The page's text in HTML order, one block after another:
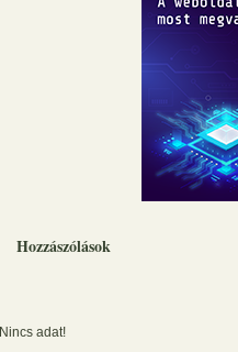
Hozzászólások
Nincs adat!